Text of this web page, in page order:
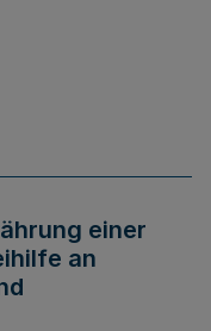
einer
an